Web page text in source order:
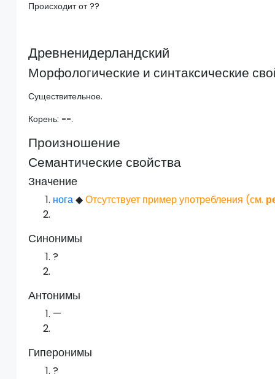
Происходит от ??
Древненидерландский
Морфологические и синтаксические
Существительное.
Корень: --.
Произношение
Семантические свойства
Значение
нога◆Отсутствует пример употребления (см.
Синонимы
?
Антонимы
—
Гиперонимы
?